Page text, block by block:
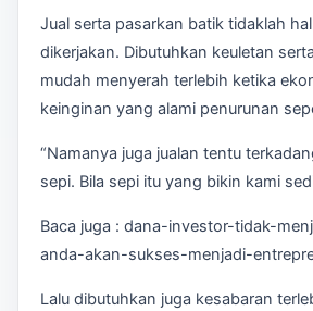
Jual serta pasarkan batik tidaklah
dikerjakan. Dibutuhkan keuletan
mudah menyerah terlebih ketika
keinginan yang alami penurunan
“Namanya juga jualan tentu
sepi. Bila sepi itu yang bikin kami
Baca juga : dana-investor-tidak-
anda-akan-sukses-menjadi-
Lalu dibutuhkan juga kesabaran